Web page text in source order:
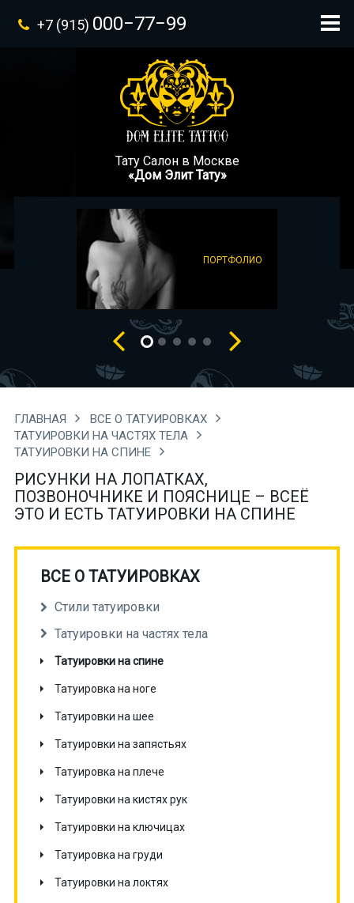
+7 (915) 000−77−99
Тату Салон в Москве
«Дом Элит Тату»
ПОРТФОЛИО
ГЛАВНАЯ
ВСЕ О ТАТУИРОВКАХ
ТАТУИРОВКИ НА ЧАСТЯХ ТЕЛА
ТАТУИРОВКИ НА СПИНЕ
РИСУНКИ НА ЛОПАТКАХ,
ПОЗВОНОЧНИКЕ И ПОЯСНИЦЕ – ВСЕЁ
ЭТО И ЕСТЬ ТАТУИРОВКИ НА СПИНЕ
ВСЕ О ТАТУИРОВКАХ
Стили татуировки
Татуировки на частях тела
Татуировки на спине
Татуировка на ноге
Татуировки на шее
Татуировки на запястьях
Татуировка на плече
Татуировки на кистях рук
Татуировки на ключицах
Татуировка на груди
Татуировки на локтях